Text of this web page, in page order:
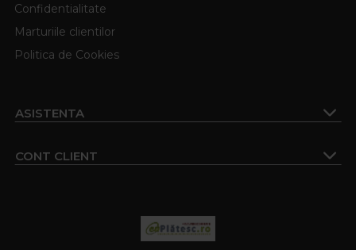
Confidentialitate
Marturiile clientilor
Politica de Cookies
ASISTENTA
CONT CLIENT